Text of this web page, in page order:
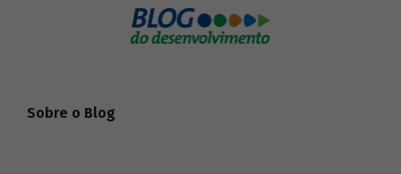
Sobre o Blog